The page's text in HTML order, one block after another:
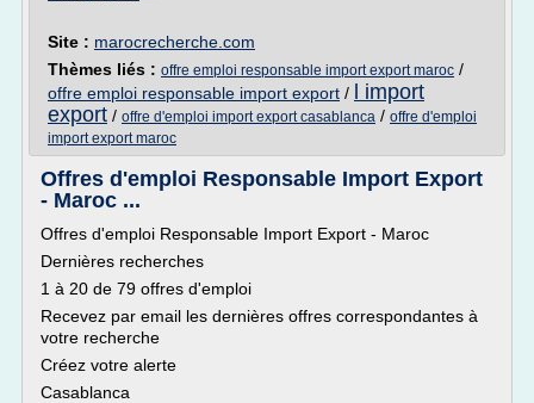
Site : marocrecherche.com
Thèmes liés : offre emploi responsable import export maroc /
offre emploi responsable import export /
l import
export / offre d'emploi import export casablanca / offre d'emploi
import export maroc
Offres d'emploi Responsable Import Export
- Maroc ...
Offres d'emploi Responsable Import Export - Maroc
Dernières recherches
1 à 20 de 79 offres d'emploi
Recevez par email les dernières offres correspondantes à
votre recherche
Créez votre alerte
Casablanca